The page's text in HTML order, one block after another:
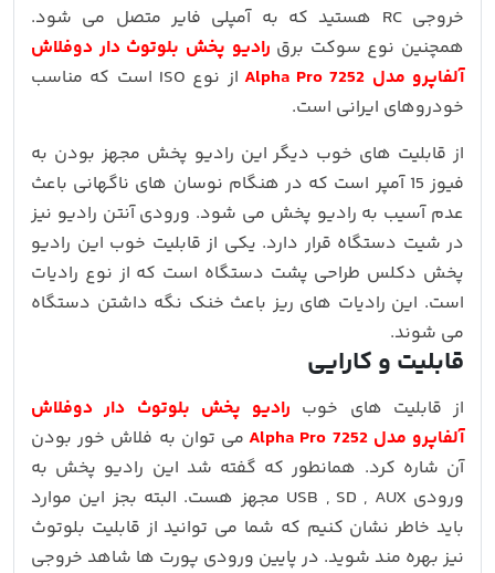
خروجی RC هستید که به آمپلی فایر متصل می شود.
همچنین نوع سوکت برق رادیو پخش بلوتوث دار دوفلاش
آلفاپرو مدل 7252 Alpha Pro
از نوع ISO است که مناسب
خودروهای ایرانی است.
از قابلیت های خوب دیگر این رادیو پخش مجهز بودن به
فیوز 15 آمپر است که در هنگام نوسان های ناگهانی باعث
عدم آسیب به رادیو پخش می شود. ورودی آنتن رادیو نیز
در شیت دستگاه قرار دارد. یکی از قابلیت خوب این رادیو
پخش دکلس طراحی پشت دستگاه است که از نوع رادیات
است. این رادیات های ریز باعث خنک نگه داشتن دستگاه
می شوند.
قابلیت و کارایی
از قابلیت های خوب رادیو پخش بلوتوث دار دوفلاش
آلفاپرو مدل 7252 Alpha Pro
می توان به فلاش خور بودن
آن شاره کرد. همانطور که گفته شد این رادیو پخش به
ورودی USB , SD , AUX مجهز هست. البته بجز این موارد
باید خاطر نشان کنیم که شما می توانید از قابلیت بلوتوث
نیز بهره مند شوید. در پایین ورودی پورت ها شاهد خروجی